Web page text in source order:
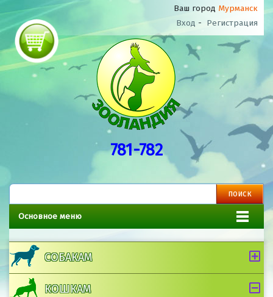
Ваш город Мурманск
Вход - Регистрация
781-782
Основное меню
СОБАКАМ
КОШКАМ